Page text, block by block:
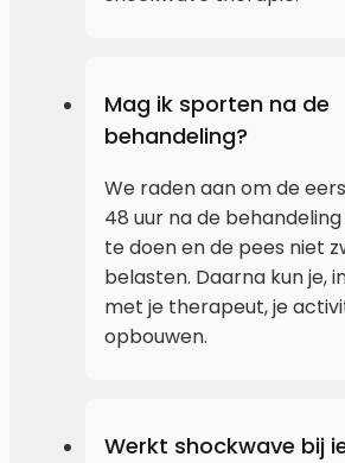
Mag ik sporten na de
behandeling?
We raden aan om de
48 uur na de
te doen en de pees niet
belasten. Daarna kun je,
met je therapeut, je
opbouwen.
Werkt shockwave bij